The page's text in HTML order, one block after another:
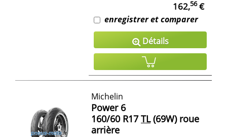
162,56€
enregistrer et comparer
Détails
Michelin
Power 6
160/60 R17 TL(69W) roue
arrière